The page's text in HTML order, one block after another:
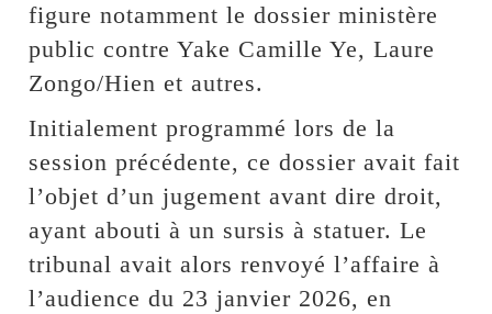
figure notamment le dossier ministère
public contre Yake Camille Ye, Laure
Zongo/Hien et autres.
Initialement programmé lors de la
session précédente, ce dossier avait fait
l’objet d’un jugement avant dire droit,
ayant abouti à un sursis à statuer. Le
tribunal avait alors renvoyé l’affaire à
l’audience du 23 janvier 2026, en